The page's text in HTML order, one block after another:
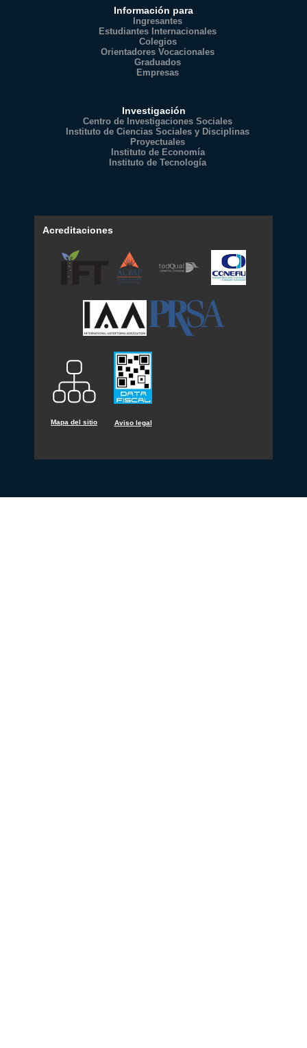
Información para
Ingresantes
Estudiantes Internacionales
Colegios
Orientadores Vocacionales
Graduados
Empresas
Investigación
Centro de Investigaciones Sociales
Instituto de Ciencias Sociales y Disciplinas
Proyectuales
Instituto de Economía
Instituto de Tecnología
Acreditaciones
Mapa del sitio Aviso legal